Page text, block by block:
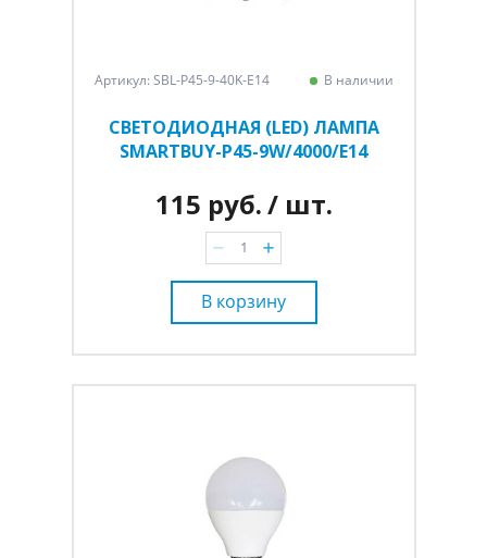
Артикул: SBL-P45-9-40K-E14 В наличии
СВЕТОДИОДНАЯ (LED) ЛАМПА
SMARTBUY-P45-9W/4000/E14
115 руб./ шт.
В корзину